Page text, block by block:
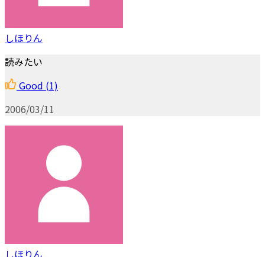
しほりん
読みたい
Good (1)
2006/03/11
しほりん